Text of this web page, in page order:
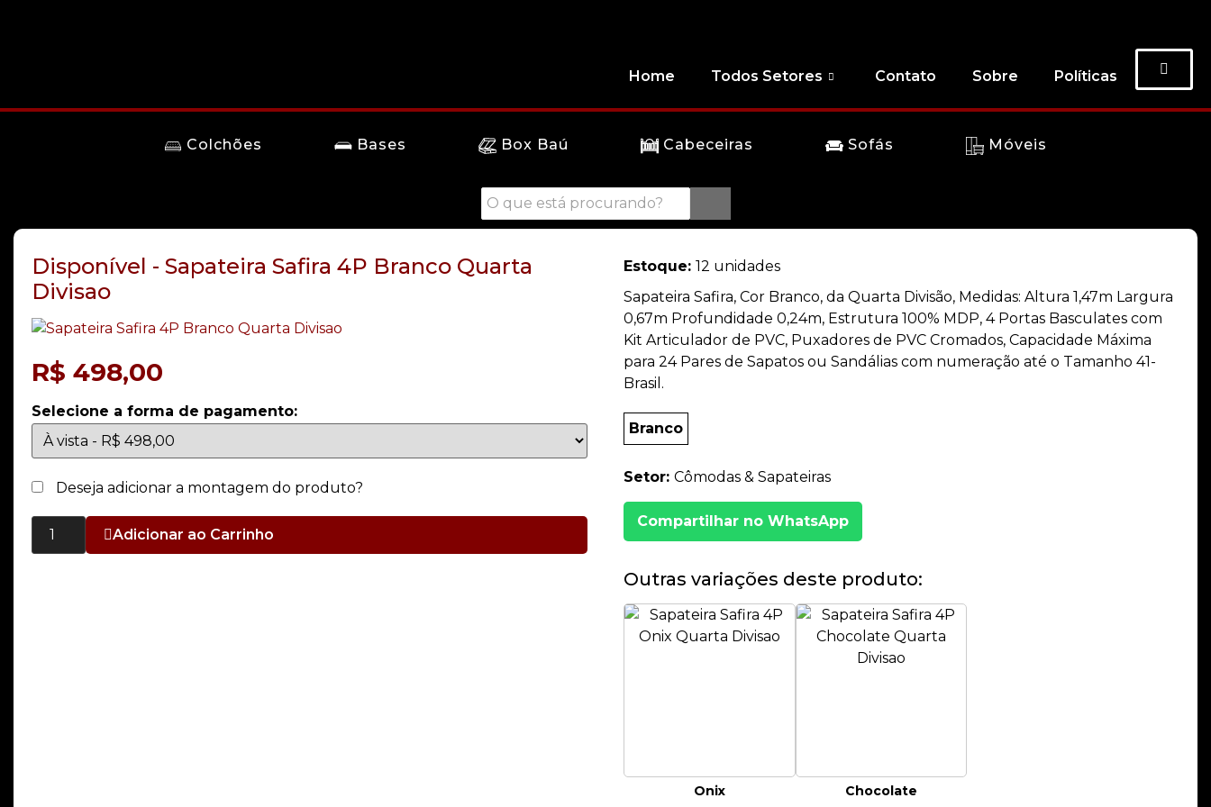
Home Todos Setores Contato Sobre Políticas
Colchões Bases Box Baú Cabeceiras Sofás Móveis
Disponível - Sapateira Safira 4P Branco Quarta
Divisao
R$ 498,00
Selecione a forma de pagamento:
Deseja adicionar a montagem do produto?
Adicionar ao Carrinho
Estoque: 12 unidades
Sapateira Safira, Cor Branco, da Quarta Divisão, Medidas: Altura 1,47m Largura
0,67m Profundidade 0,24m, Estrutura 100% MDP, 4 Portas Basculates com
Kit Articulador de PVC, Puxadores de PVC Cromados, Capacidade Máxima
para 24 Pares de Sapatos ou Sandálias com numeração até o Tamanho 41-
Brasil.
Branco
Setor: Cômodas & Sapateiras
Compartilhar no WhatsApp
Outras variações deste produto:
Onix Chocolate